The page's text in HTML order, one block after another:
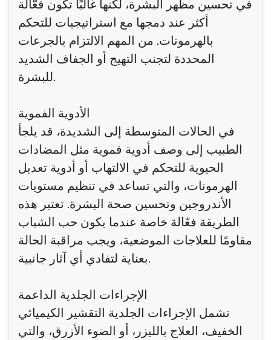
في تحسين مظهر البشرة، لكنها غالبًا تكون فعّالة
أكثر عند دمجها مع استراتيجيات للتحكم
بالهرمونات. من المهم الالتزام بالجرعات
المحددة لتجنب التهيج أو الجفاف الشديد
للبشرة.
الأدوية الفموية
في الحالات المتوسطة إلى الشديدة، قد يلجأ
الطبيب إلى وصف أدوية فموية مثل المضادات
الحيوية للتحكم في الالتهاب أو أدوية تعديل
الهرمونات، والتي تساعد في تنظيم مستويات
الأندروجين وتحسين صحة البشرة. تعتبر هذه
الطريقة فعّالة خاصة عندما يكون حب الشباب
مقاومًا للعلاجات الموضعية، ويجب مراقبة الحالة
بعناية لتفادي أي آثار جانبية.
الإجراءات الجلدية الداعمة
تشمل الإجراءات الجلدية التقشير الكيميائي
الخفيف، العلاج بالليزر، أو الضوء الأزرق، والتي